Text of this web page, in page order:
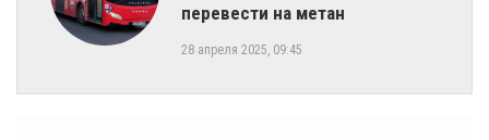
перевести на метан
28 апреля 2025, 09:45